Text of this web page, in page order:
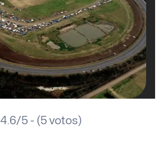
4.6/5 - (5 votos)